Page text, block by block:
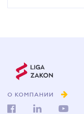
О КОМПАНИИ